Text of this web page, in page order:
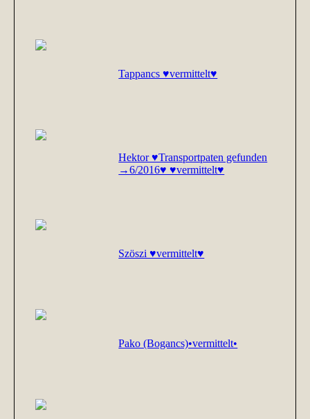
Tappancs ♥vermittelt♥
Hektor ♥Transportpaten gefunden
→6/2016♥ ♥vermittelt♥
Szöszi ♥vermittelt♥
Pako (Bogancs)•vermittelt•